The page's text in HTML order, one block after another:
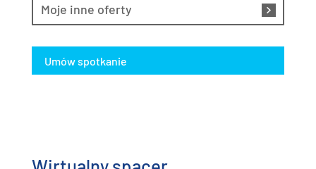
Moje inne oferty
Umów spotkanie